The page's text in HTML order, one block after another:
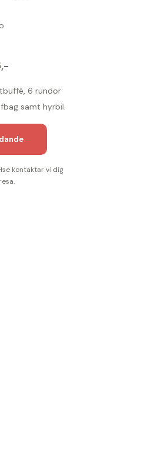
6 rundor
samt hyrbil.
kontaktar vi dig